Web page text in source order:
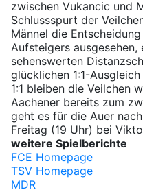
zwischen Vukancic und
Schlussspurt der
Männel die
Aufsteigers
sehenswerten
glücklichen 1:1-
1:1 bleiben die Veilchen
Aachener bereits zum
geht es für die Auer
Freitag (19 Uhr) bei
weitere Spielberichte
FCE Homepage
TSV Homepage
MDR